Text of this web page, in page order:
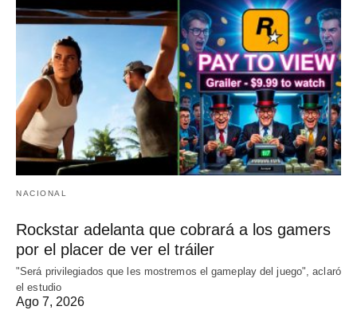
NACIONAL
Rockstar adelanta que cobrará a los gamers
por el placer de ver el tráiler
"Será privilegiados que les mostremos el gameplay del juego", aclaró
el estudio
Ago 7, 2026